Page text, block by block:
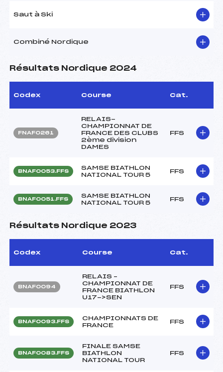
Saut à Ski
Combiné Nordique
Résultats Nordique 2024
Codex Course Cat.
FNAF0261
RELAIS-
CHAMPIONNAT DE
FRANCE DES CLUBS
2ème division
DAMES
FFS
BNAF0053.FFS
SAMSE BIATHLON
NATIONAL TOUR 5
FFS
BNAF0051.FFS
SAMSE BIATHLON
NATIONAL TOUR 5
FFS
Résultats Nordique 2023
Codex Course Cat.
BNAF0094
RELAIS –
CHAMPIONNAT DE
FRANCE BIATHLON
U17->SEN
FFS
BNAF0093.FFS
CHAMPIONNATS DE
FRANCE
FFS
BNAF0083.FFS
FINALE SAMSE
BIATHLON
NATIONAL TOUR
FFS